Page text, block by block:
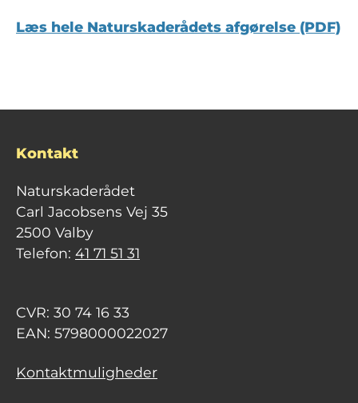
Læs hele Naturskaderådets afgørelse (PDF)
Kontakt
Naturskaderådet
Carl Jacobsens Vej 35
2500 Valby
Telefon: 41 71 51 31
CVR: 30 74 16 33
EAN: 5798000022027
Kontaktmuligheder